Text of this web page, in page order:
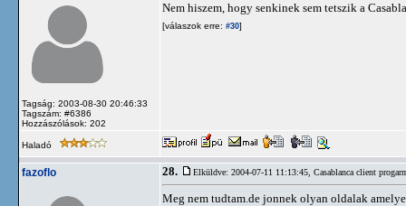
Tagság: 2003-08-30 20:46:33
Tagszám: #6386
Hozzászólások: 202
Nem hiszem, hogy senkinek sem tetszik a
[válaszok erre: #30]
Haladó
fazoflo 28. Elküldve: 2004-07-11 11:13:45, Casablanca client
Meg nem tudtam.de jonnek olyan oldalak